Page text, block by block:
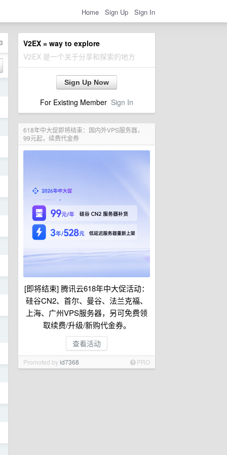
Home Sign Up Sign In
V2EX = way to explore
V2EX 是一个关于分享和探索的地方
Sign Up Now
For Existing Member Sign In
618年中大促即将结束：国内外VPS服务器，
99元起，续费代金券
[即将结束] 腾讯云618年中大促活动：
硅谷CN2、首尔、曼谷、法兰克福、
上海、广州VPS服务器，另可免费领
取续费/升级/新购代金券。
查看活动
Promoted byid7368 PRO